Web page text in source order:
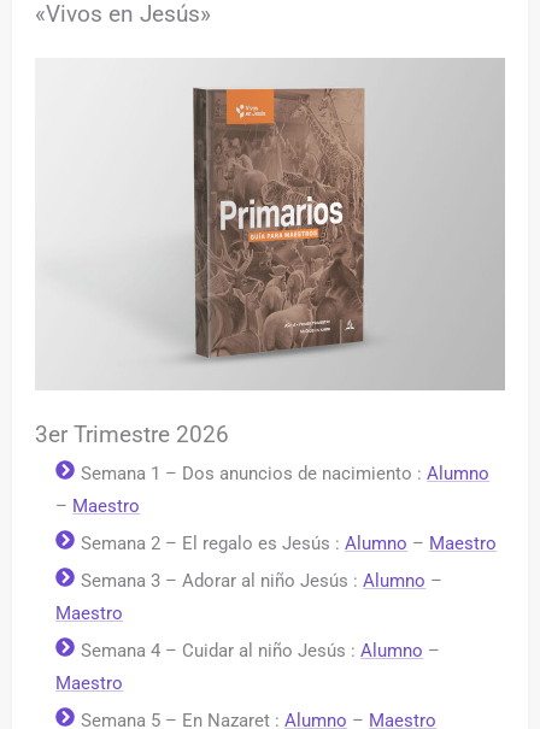
«Vivos en Jesús»
3er Trimestre 2026
Semana 1 – Dos anuncios de nacimiento :Alumno
– Maestro
Semana 2 – El regalo es Jesús :Alumno – Maestro
Semana 3 – Adorar al niño Jesús :Alumno –
Maestro
Semana 4 – Cuidar al niño Jesús :Alumno –
Maestro
Semana 5 – En Nazaret :Alumno – Maestro